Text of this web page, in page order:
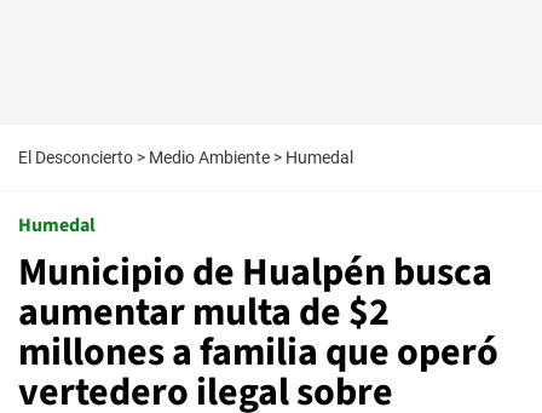
El Desconcierto > Medio Ambiente > Humedal
Humedal
Municipio de Hualpén busca
aumentar multa de $2
millones a familia que operó
vertedero ilegal sobre